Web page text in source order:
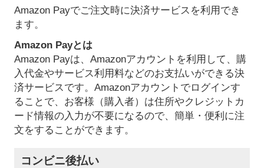
Amazon Payでご注文時に決済サービスを利用でき
ます。
Amazon Payとは
Amazon Payは、Amazonアカウントを利用して、購
入代金やサービス利用料などのお支払いができる決
済サービスです。Amazonアカウントでログインす
ることで、お客様（購入者）は住所やクレジットカ
ード情報の入力が不要になるので、簡単・便利に注
文をすることができます。
コンビニ後払い